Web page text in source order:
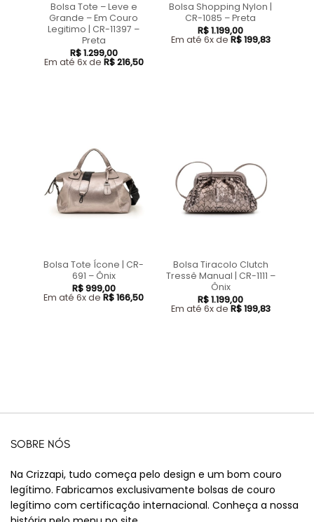
Bolsa Tote – Leve e
Grande – Em Couro
Legitimo | CR-11397 –
Preta
R$1.299,00
Em até 6x de R$216,50
Bolsa Shopping Nylon |
CR-1085 – Preta
R$1.199,00
Em até 6x de R$199,83
Bolsa Tote Ícone | CR-
691 – Ônix
R$999,00
Em até 6x de R$166,50
Bolsa Tiracolo Clutch
Tressê Manual | CR-1111 –
Ônix
R$1.199,00
Em até 6x de R$199,83
SOBRE NÓS
Na Crizzapi, tudo começa pelo design e um bom couro
legítimo. Fabricamos exclusivamente bolsas de couro
legítimo com certificação internacional. Conheça a nossa